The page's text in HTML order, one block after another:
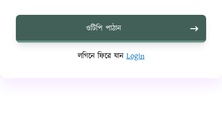
ওটিপি পাঠান
লগিনে ফিরে যানLogin